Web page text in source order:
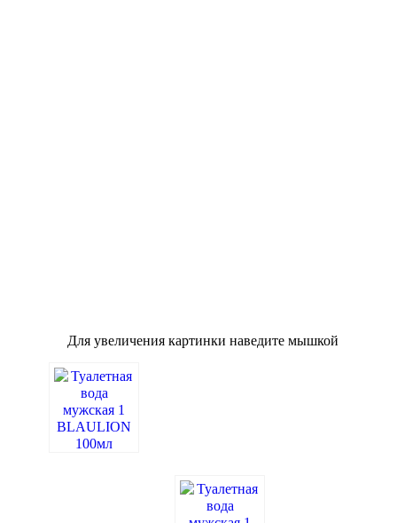
Для увеличения картинки наведите мышкой